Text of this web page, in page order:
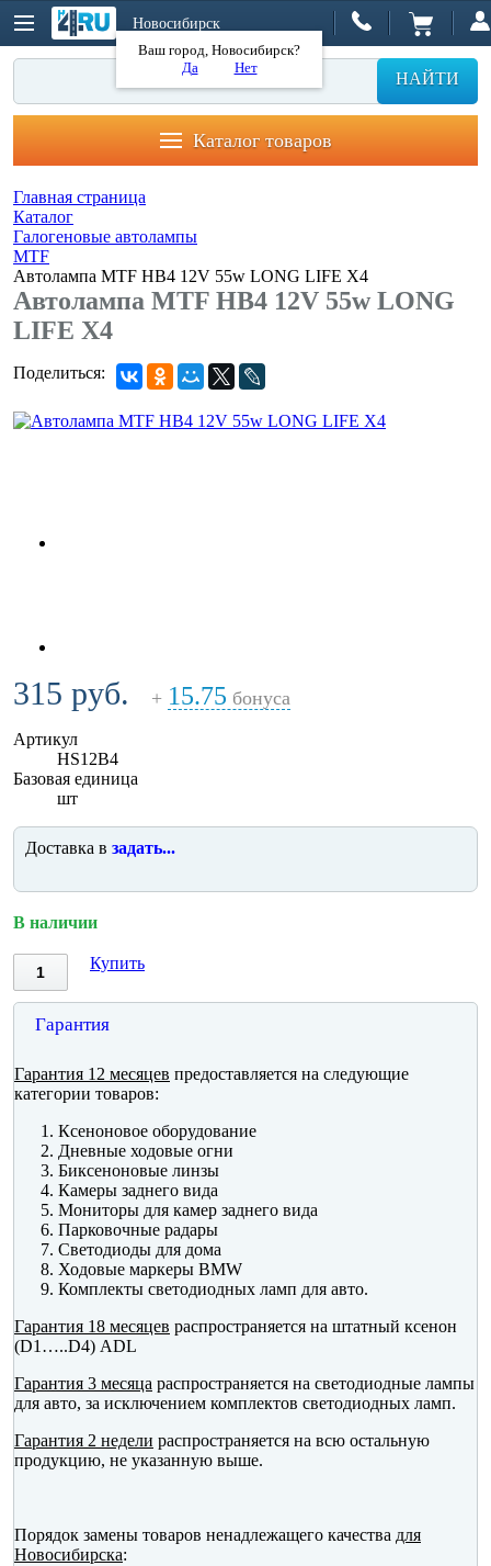
Новосибирск
Ваш город, Новосибирск?
Да
Нет
НАЙТИ
Каталог товаров
Главная страница
Каталог
Галогеновые автолампы
MTF
Автолампа MTF HB4 12V 55w LONG LIFE X4
Автолампа MTF HB4 12V 55w LONG
LIFE X4
Поделиться:
315 руб. + 15.75 бонуса
Артикул
HS12B4
Базовая единица
шт
Доставка в задать...
В наличии
Купить
Гарантия
Гарантия 12 месяцев предоставляется на следующие
категории товаров:
Ксеноновое оборудование
Дневные ходовые огни
Биксеноновые линзы
Камеры заднего вида
Мониторы для камер заднего вида
Парковочные радары
Светодиоды для дома
Ходовые маркеры BMW
Комплекты светодиодных ламп для авто.
Гарантия 18 месяцев распространяется на штатный ксенон
(D1…..D4) ADL
Гарантия 3 месяца распространяется на светодиодные лампы
для авто, за исключением комплектов светодиодных ламп.
Гарантия 2 недели распространяется на всю остальную
продукцию, не указанную выше.
Порядок замены товаров ненадлежащего качества для
Новосибирска: